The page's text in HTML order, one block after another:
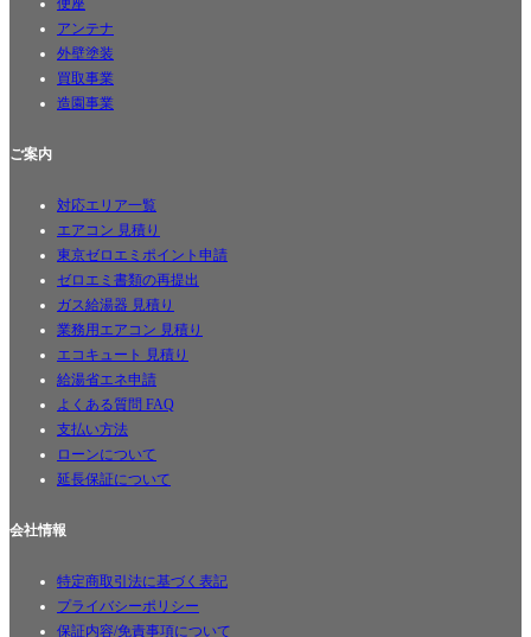
便座
アンテナ
外壁塗装
買取事業
造園事業
ご案内
対応エリア一覧
エアコン 見積り
東京ゼロエミポイント申請
ゼロエミ書類の再提出
ガス給湯器 見積り
業務用エアコン 見積り
エコキュート 見積り
給湯省エネ申請
よくある質問 FAQ
支払い方法
ローンについて
延長保証について
会社情報
特定商取引法に基づく表記
プライバシーポリシー
保証内容/免責事項について